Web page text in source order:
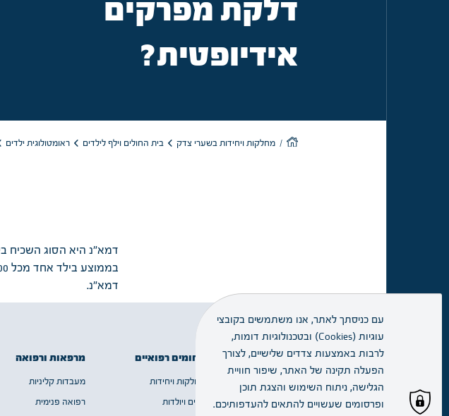
מחלקות
ויחידות
דלקת מפרקים
אידיופטית?
מחלקות ויחידות בשערי צדק בית החולים וילף לילדים ראומטולוגית ילדים
דמא"נ היא הסוג השכיח
דמא"נ.
מידע שימושי
שירות ומידע
תחומים רפואיים
מחלקות ויחידות
נשים ויולדות
מרפאות ורפואה
מעבדות קליניות
רפואה פנימית
עם כניסתך לאתר, אנו משתמשים בקובצי
עוגיות (Cookies) ובטכנולוגיות דומות,
לרבות באמצעות צדדים שלישיים, לצורך
הפעלה תקינה של האתר, שיפור חוויית
הגלישה, ניתוח השימוש והצגת תוכן
ופרסומים שעשויים להתאים להעדפותיכם.